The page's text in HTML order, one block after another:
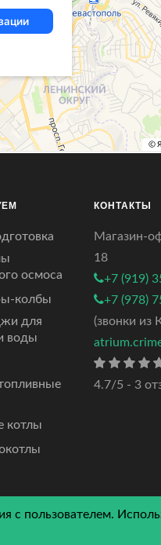
осмоса
колбы
для
воды
котлы
КОНТАКТЫ
Магазин-
18
+7 (919)
+7 (978)
(звонки из
4.7/5 - 3
пользователем.